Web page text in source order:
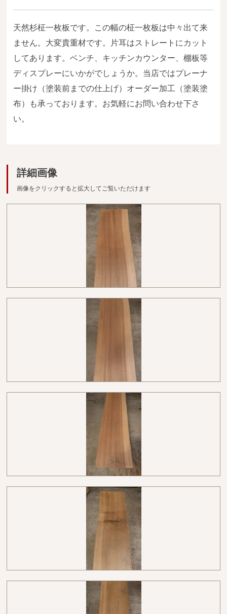
当店の考え方
カテゴリー
広葉樹一枚板
天然杉柾一枚板です。この幅の柾一枚板は中々出て来
ません。大変貴重材です。片耳はストレートにカット
してあります。ベンチ、キッチンカウンター、棚板等
ディスプレーにいかがでしょうか。当店ではプレーナ
ー掛け（塗装前までの仕上げ）オーダー加工（塗装塗
布）も承っております。お気軽にお問い合わせ下さ
い。
詳細画像
画像をクリックすると拡大してご覧いただけます